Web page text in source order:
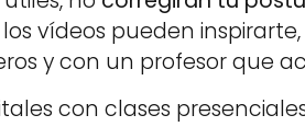
vídeos pueden
y con un profesor que
con clases